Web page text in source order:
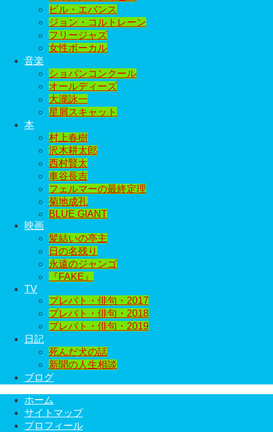
ビル・エバンス
ジョン・コルトレーン
フリージャズ
女性ボーカル
音楽
ショパンコンクール
オールディーズ
大瀧詠一
星屑スキャット
本
村上春樹
沢木耕太郎
西村賢太
車谷長吉
フェルマーの最終定理
菊地成孔
BLUE GIANT
映画
髪結いの亭主
日の名残り
永遠のジャンゴ
『FAKE』
TV
プレバト・俳句・2017
プレバト・俳句・2018
プレバト・俳句・2019
日記
死んだ犬の話
新聞の人生相談
ブログ
ホーム
サイトマップ
プロフィール